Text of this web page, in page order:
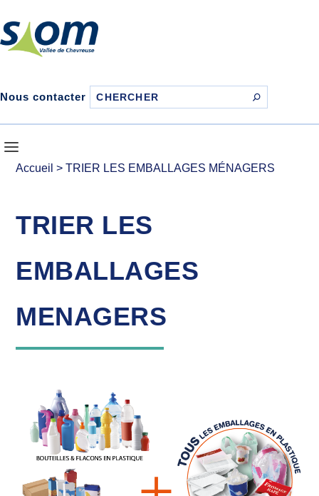
Nous contacter
Accueil >TRIER LES EMBALLAGES MÉNAGERS
TRIER LES
EMBALLAGES
MENAGERS